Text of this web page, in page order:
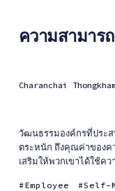
ความสามาร
Charanchai
วัฒนธรรมองค์กรที่ประ
ตระหนัก ถึงคุณค่าของค
เสริมให้พวกเขาได้ใช้ค
Employee Self-